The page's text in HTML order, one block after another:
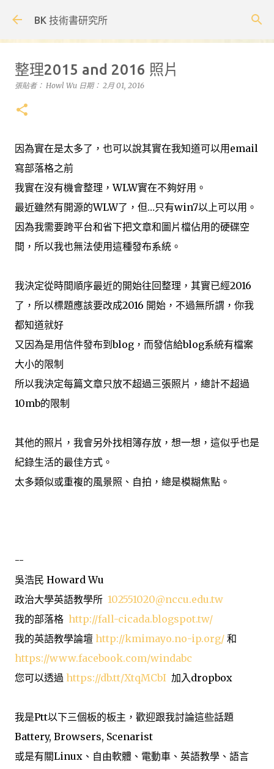
BK 技術書研究所
整理2015 and 2016 照片
張貼者： Howl Wu 日期： 2月 01, 2016
因為實在是太多了，也可以說其實在我知道可以用email
寫部落格之前
我實在沒有機會整理，WLW實在不夠好用。
最近雖然有開源的WLW了，但…只有win7以上可以用。
因為我需要跨平台和省下把文章和圖片檔佔用的硬碟空
間，所以我也無法使用這種發布系統。
我決定從時間順序最近的開始往回整理，其實已經2016
了，所以標題應該要改成2016 開始，不過無所謂，你我
都知道就好
又因為是用信件發布到blog，而發信給blog系統有檔案
大小的限制
所以我決定每篇文章只放不超過三張照片，總計不超過
10mb的限制
其他的照片，我會另外找相簿存放，想一想，這似乎也是
紀錄生活的最佳方式。
太多類似或重複的風景照、自拍，總是模糊焦點。
--
吳浩民 Howard Wu
政治大學英語教學所 102551020@nccu.edu.tw
我的部落格 http://fall-cicada.blogspot.tw/
我的英語教學論壇 http://kmimayo.no-ip.org/ 和
https://www.facebook.com/windabc
您可以透過 https://db.tt/XtqMCbI 加入dropbox
我是Ptt以下三個板的板主，歡迎跟我討論這些話題
Battery, Browsers, Scenarist
或是有關Linux、自由軟體、電動車、英語教學、語言